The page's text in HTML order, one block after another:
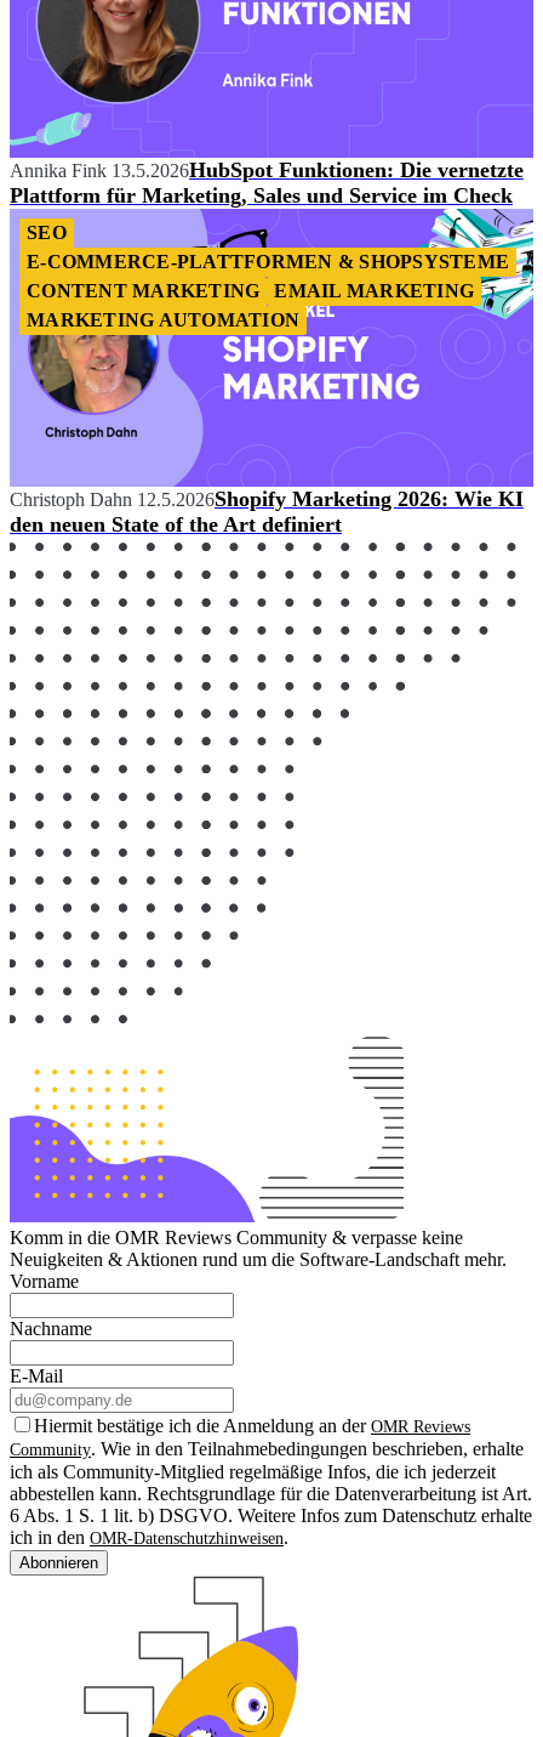
Annika Fink 13.5.2026HubSpot Funktionen: Die vernetzte
Plattform für Marketing, Sales und Service im Check
SEO
E-COMMERCE-PLATTFORMEN & SHOPSYSTEME
CONTENT MARKETING
EMAIL MARKETING
MARKETING AUTOMATION
Christoph Dahn 12.5.2026Shopify Marketing 2026: Wie KI
den neuen State of the Art definiert
Komm in die OMR Reviews Community & verpasse keine
Neuigkeiten & Aktionen rund um die Software-Landschaft mehr.
Vorname
Nachname
E-Mail
Hiermit bestätige ich die Anmeldung an der OMR Reviews
Community. Wie in den Teilnahmebedingungen beschrieben, erhalte
ich als Community-Mitglied regelmäßige Infos, die ich jederzeit
abbestellen kann. Rechtsgrundlage für die Datenverarbeitung ist Art.
6 Abs. 1 S. 1 lit. b) DSGVO. Weitere Infos zum Datenschutz erhalte
ich in den OMR-Datenschutzhinweisen.
Abonnieren